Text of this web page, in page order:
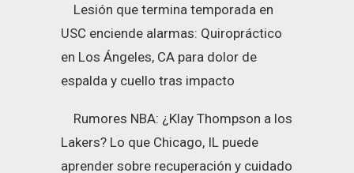
Lesión que termina temporada en
USC enciende alarmas: Quiropráctico
en Los Ángeles, CA para dolor de
espalda y cuello tras impacto
Rumores NBA: ¿Klay Thompson a los
Lakers? Lo que Chicago, IL puede
aprender sobre recuperación y cuidado